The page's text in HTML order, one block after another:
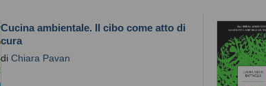
Cucina ambientale. Il cibo come atto di
cura
di Chiara Pavan